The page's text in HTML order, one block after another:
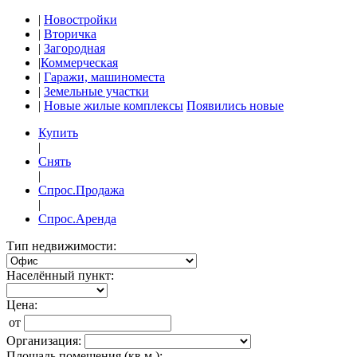
| Новостройки
| Вторичка
| Загородная
|Коммерческая
| Гаражи, машиноместа
| Земельные участки
| Новые жилые комплексы Появились новые
Купить
|
Снять
|
Спрос.Продажа
|
Спрос.Аренда
Тип недвижимости:
Населённый пункт:
Цена:
от
Организация: